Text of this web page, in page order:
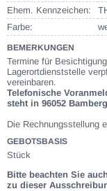
Ehem. Kennzeichen:
Farbe:
BEMERKUNGEN
Termine für
Lagerortdienststelle
vereinbaren.
Telefonische
steht in 96052
Die Rechnungsstellung
GEBOTSBASIS
Stück
Bitte beachten Sie
zu dieser